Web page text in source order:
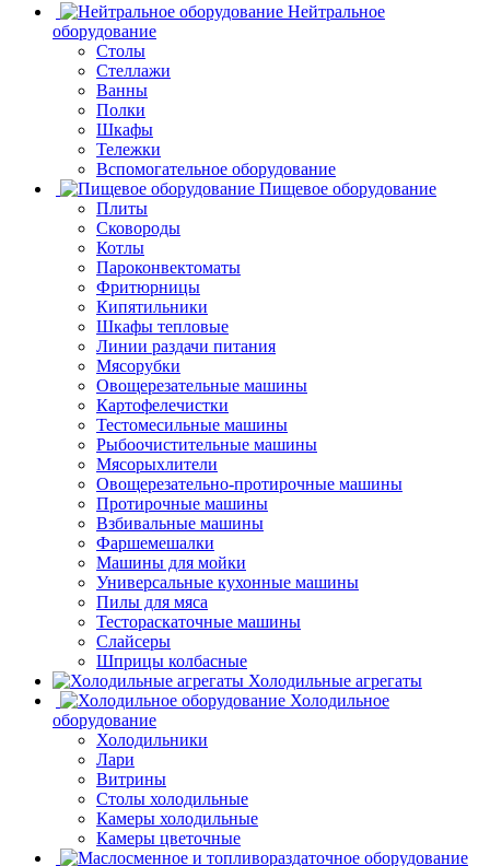
Нейтральное
оборудование
Столы
Стеллажи
Ванны
Полки
Шкафы
Тележки
Вспомогательное оборудование
Пищевое оборудование
Плиты
Сковороды
Котлы
Пароконвектоматы
Фритюрницы
Кипятильники
Шкафы тепловые
Линии раздачи питания
Мясорубки
Овощерезательные машины
Картофелечистки
Тестомесильные машины
Рыбоочистительные машины
Мясорыхлители
Овощерезательно-протирочные машины
Протирочные машины
Взбивальные машины
Фаршемешалки
Машины для мойки
Универсальные кухонные машины
Пилы для мяса
Тестораскаточные машины
Слайсеры
Шприцы колбасные
Холодильные агрегаты
Холодильное
оборудование
Холодильники
Лари
Витрины
Столы холодильные
Камеры холодильные
Камеры цветочные